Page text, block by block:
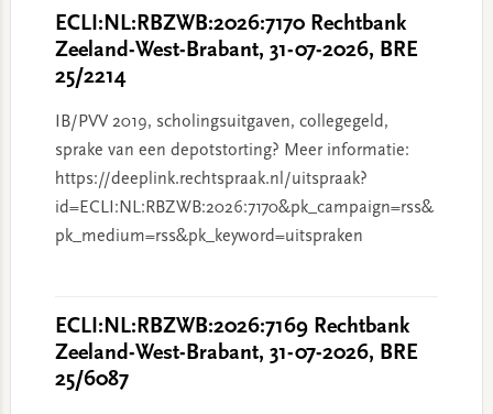
ECLI:NL:RBZWB:2026:7170 Rechtbank
Zeeland-West-Brabant, 31-07-2026, BRE
25/2214
IB/PVV 2019, scholingsuitgaven, collegegeld,
sprake van een depotstorting? Meer informatie:
https://deeplink.rechtspraak.nl/uitspraak?
id=ECLI:NL:RBZWB:2026:7170&pk_campaign=rss&
pk_medium=rss&pk_keyword=uitspraken
ECLI:NL:RBZWB:2026:7169 Rechtbank
Zeeland-West-Brabant, 31-07-2026, BRE
25/6087